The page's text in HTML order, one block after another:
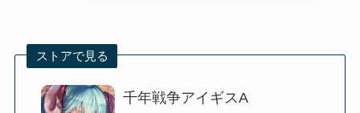
ストアで見る
千年戦争アイギスA